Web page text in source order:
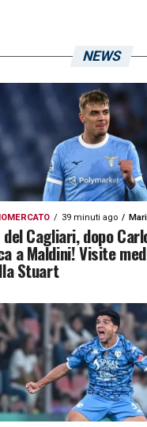
NEWS
39 minuti ago
Cagliari, dopo
a Maldini! Visite
Stuart